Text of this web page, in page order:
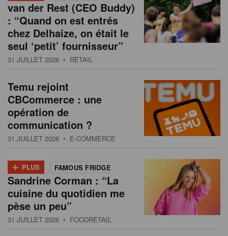
van der Rest (CEO Buddy)
: “Quand on est entrés
chez Delhaize, on était le
seul ‘petit’ fournisseur”
31 JUILLET 2026 • RETAIL
Temu rejoint
CBCommerce : une
opération de
communication ?
31 JUILLET 2026 • E-COMMERCE
+ PLUS FAMOUS FRIDGE
Sandrine Corman : “La
cuisine du quotidien me
pèse un peu”
31 JUILLET 2026 • FOODRETAIL